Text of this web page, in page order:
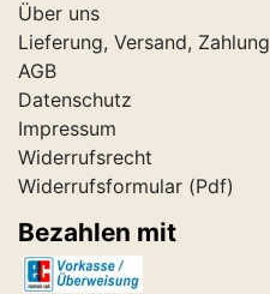
Über uns
Lieferung, Versand, Zahlung
AGB
Datenschutz
Impressum
Widerrufsrecht
Widerrufsformular (Pdf)
Bezahlen mit